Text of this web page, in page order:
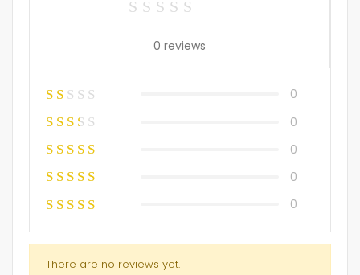
0 reviews
0
0
0
0
0
There are no reviews yet.